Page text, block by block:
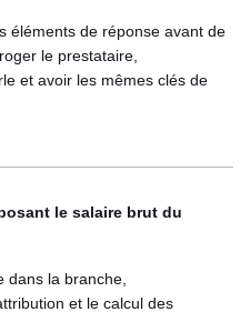
éléments de réponse avant de
le prestataire,
et avoir les mêmes clés de
le salaire brut du
dans la branche,
et le calcul des